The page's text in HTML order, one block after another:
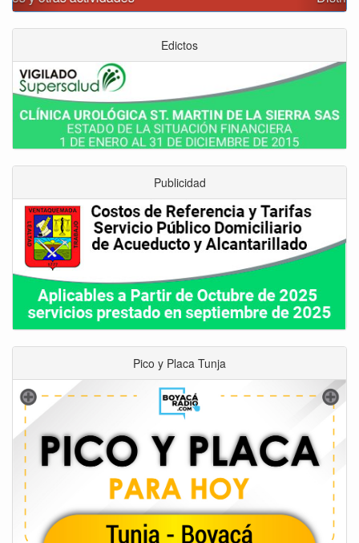
Edictos
Publicidad
Pico y Placa Tunja